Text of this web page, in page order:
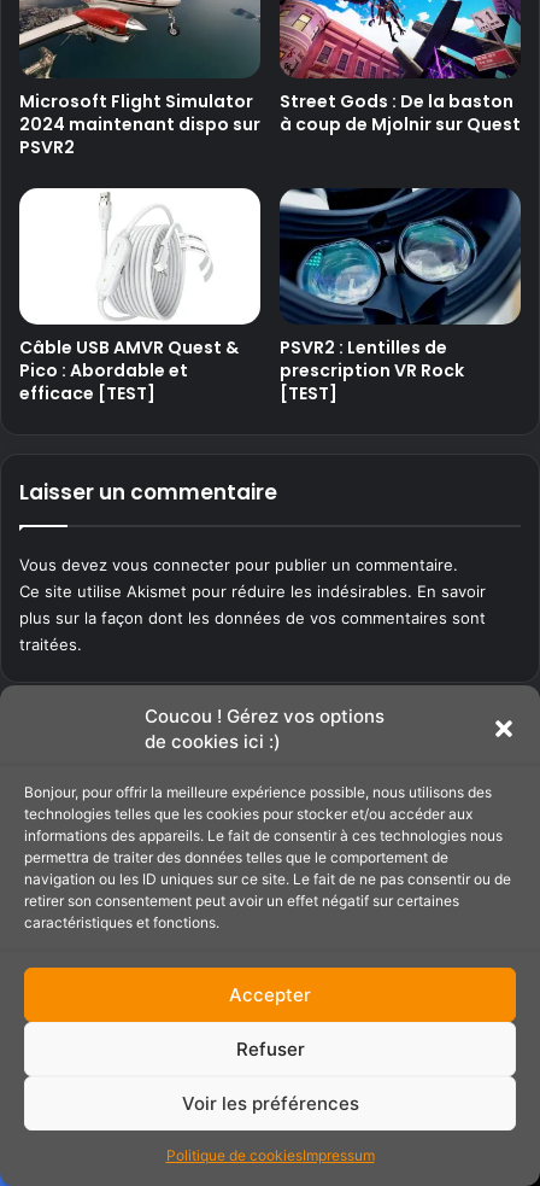
Coucou ! Gérez vos options
de cookies ici :)
Bonjour, pour offrir la meilleure expérience possible, nous utilisons des
technologies telles que les cookies pour stocker et/ou accéder aux
informations des appareils. Le fait de consentir à ces technologies nous
permettra de traiter des données telles que le comportement de
navigation ou les ID uniques sur ce site. Le fait de ne pas consentir ou de
retirer son consentement peut avoir un effet négatif sur certaines
caractéristiques et fonctions.
Accepter
Refuser
Voir les préférences
Politique de cookiesImpressum
Microsoft Flight Simulator
2024 maintenant dispo sur
PSVR2
Street Gods : De la baston
à coup de Mjolnir sur Quest
Câble USB AMVR Quest &
Pico : Abordable et
efficace [TEST]
PSVR2 : Lentilles de
prescription VR Rock
[TEST]
Laisser un commentaire
Vous devez vous connecter pour publier un commentaire.
Ce site utilise Akismet pour réduire les indésirables. En savoir
plus sur la façon dont les données de vos commentaires sont
traitées.
Articles récents
GT7 – Patch 1.70 : Cinq Hypercars avec
la Mise à jour de juin 2026
Microsoft Flight Simulator 2024
GT7 – Patch 1.69 : La Twingo arrive avec
la Mise à jour d’Avril 2026
GT7 – Patch 1.68 : Les nouveautés de la
Mise à jour de mars 2026